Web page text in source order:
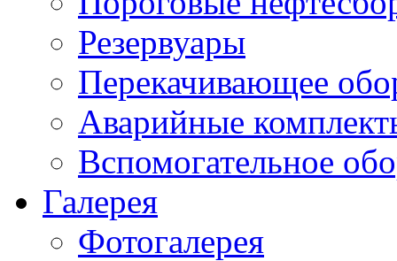
Резервуары
Перекачивающее
Аварийные
Вспомогательное
Галерея
Фотогалерея